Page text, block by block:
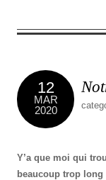
12
MAR
2020
Y’a que moi qui
beaucoup trop